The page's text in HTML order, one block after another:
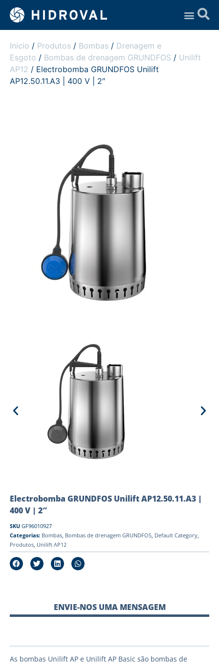
Início / Produtos / Bombas / Drenagem e
Esgoto / Bombas de drenagem GRUNDFOS / Unilift
AP12 / Electrobomba GRUNDFOS Unilift
AP12.50.11.A3 | 400 V | 2″
Electrobomba GRUNDFOS Unilift AP12.50.11.A3 |
400 V | 2″
SKU GF96010927
Categorias: Bombas, Bombas de drenagem GRUNDFOS, Default Category,
Produtos, Unilift AP12
ENVIE-NOS UMA MENSAGEM
As bombas Unilift AP e Unilift AP Basic são bombas de